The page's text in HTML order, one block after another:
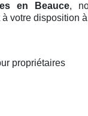
en Beauce,
disposition
propriétaires